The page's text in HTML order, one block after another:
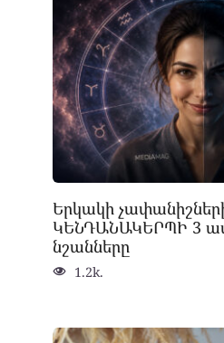
Երկակի
ԿԵՆԴԱՆԱԿԵՐՊԻ 3
նշանները
1.2k.